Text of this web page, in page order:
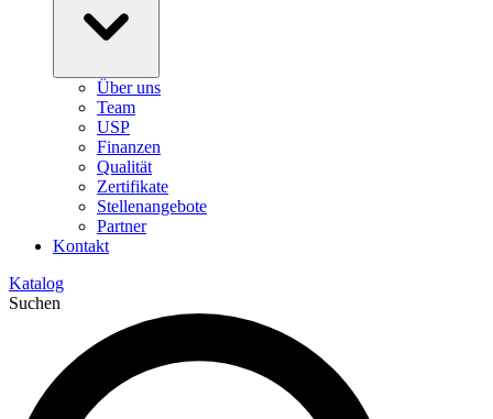
Über uns
Team
USP
Finanzen
Qualität
Zertifikate
Stellenangebote
Partner
Kontakt
Katalog
Suchen